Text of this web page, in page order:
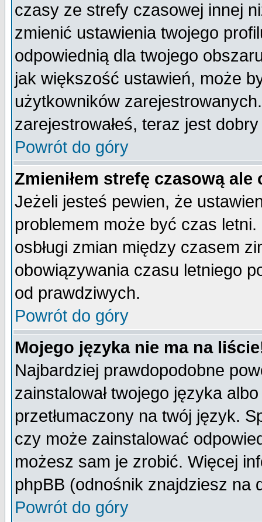
czasy ze strefy czasowej innej
zmienić ustawienia twojego
odpowiednią dla twojego
jak większość ustawień, może
użytkowników
zarejestrowałeś, teraz jest
Powrót do góry
Zmieniłem strefę czasową
Jeżeli jesteś pewien, że
problemem może być czas
osbługi zmian między czasem
obowiązywania czasu letniego
od prawdziwych.
Powrót do góry
Mojego języka nie ma na
Najbardziej prawdopodobne
zainstalował twojego języka
przetłumaczony na twój język.
czy może zainstalować
możesz sam je zrobić. Więcej
phpBB (odnośnik znajdziesz na
Powrót do góry